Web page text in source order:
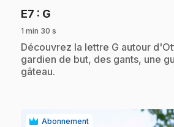
E7 : G
1 min 30 s
.Découvrez la lettre G autour
gardien de but, des gants, une
gâteau.
Abonnement